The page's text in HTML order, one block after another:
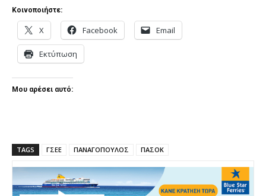
Κοινοποιήστε:
X Facebook Email
Εκτύπωση
Μου αρέσει αυτό:
TAGS ΓΣΕΕ ΠΑΝΑΓΟΠΟΥΛΟΣ ΠΑΣΟΚ